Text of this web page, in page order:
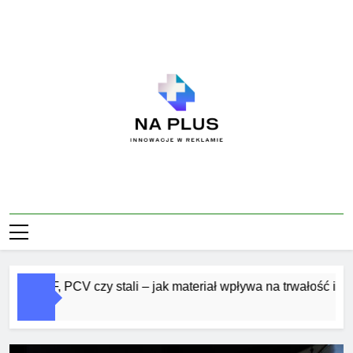
Na Plus
PCV czy stali – jak materiał wpływa na trwałość i